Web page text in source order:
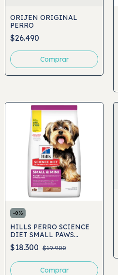
ORIJEN ORIGINAL
PERRO
$26.490
Comprar
-8%
HILLS PERRO SCIENCE
DIET SMALL PAWS
(ADULT 1-6)
$18.300 $19.900
Comprar